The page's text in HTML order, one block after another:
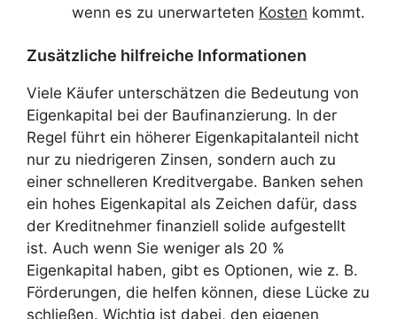
wenn es zu unerwarteten Kosten kommt.
Zusätzliche hilfreiche Informationen
Viele Käufer unterschätzen die Bedeutung von
Eigenkapital bei der Baufinanzierung. In der
Regel führt ein höherer Eigenkapitalanteil nicht
nur zu niedrigeren Zinsen, sondern auch zu
einer schnelleren Kreditvergabe. Banken sehen
ein hohes Eigenkapital als Zeichen dafür, dass
der Kreditnehmer finanziell solide aufgestellt
ist. Auch wenn Sie weniger als 20 %
Eigenkapital haben, gibt es Optionen, wie z. B.
Förderungen, die helfen können, diese Lücke zu
schließen. Wichtig ist dabei, den eigenen